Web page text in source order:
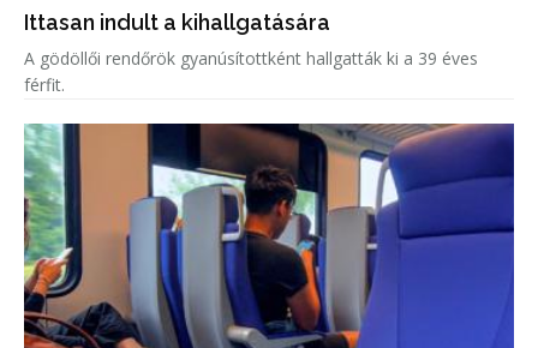
Ittasan indult a kihallgatására
A gödöllői rendőrök gyanúsítottként hallgatták ki a 39 éves
férfit.